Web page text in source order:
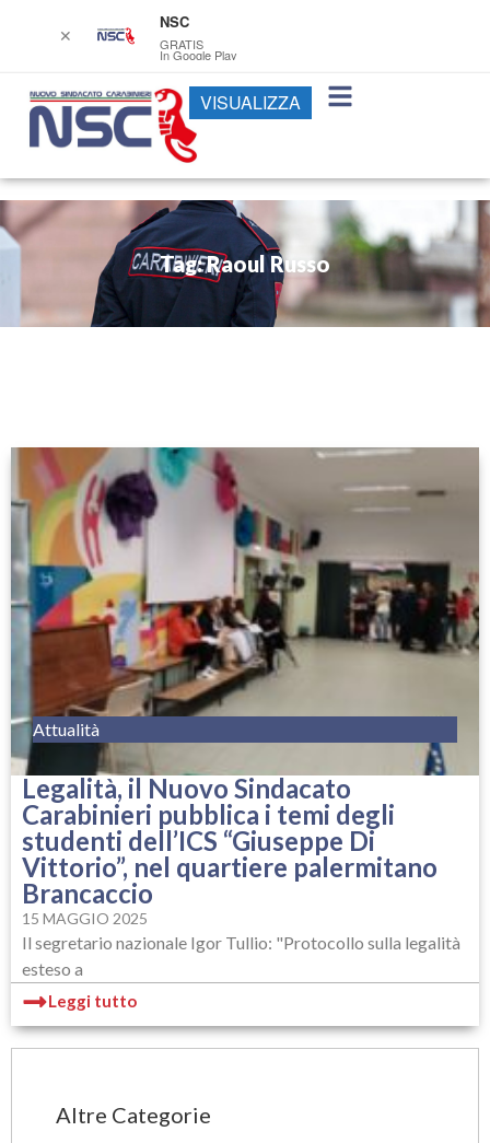
Tag: Raoul Russo
Attualità
Legalità, il Nuovo Sindacato
Carabinieri pubblica i temi degli
studenti dell’ICS “Giuseppe Di
Vittorio”, nel quartiere palermitano
Brancaccio
15 MAGGIO 2025
Il segretario nazionale Igor Tullio: "Protocollo sulla legalità
esteso a
Leggi tutto
Altre Categorie
✕
NSC
GRATIS
In Google Play
VISUALIZZA